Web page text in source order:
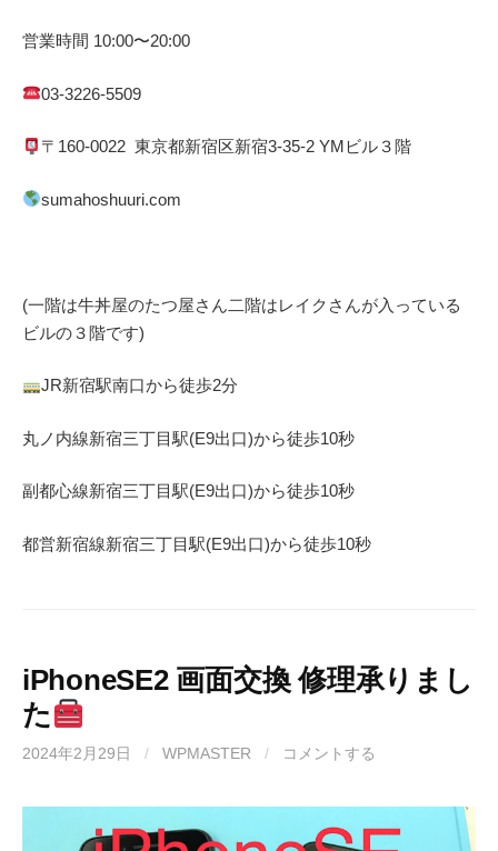
営業時間 10:00〜20:00
03-3226-5509
〒 160-0022 東京都新宿区新宿3-35-2 YMビル３階
sumahoshuuri.com
(一階は牛丼屋のたつ屋さん二階はレイクさんが入っている
ビルの３階です)
JR新宿駅南口から徒歩2分
丸ノ内線新宿三丁目駅(E9出口)から徒歩10秒
副都心線新宿三丁目駅(E9出口)から徒歩10秒
都営新宿線新宿三丁目駅(E9出口)から徒歩10秒
iPhoneSE2 画面交換 修理承りまし
た
2024年2月29日 / WPMASTER / コメントする